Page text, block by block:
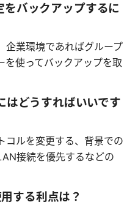
バックアップするに
企業環境であればグループ
を使ってバックアップを取
はどうすればいいです
コルを変更する、背景での
接続を優先するなどの
する利点は？